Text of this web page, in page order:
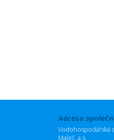
Adresa
Vodohospodářská
Maleč, a.s.